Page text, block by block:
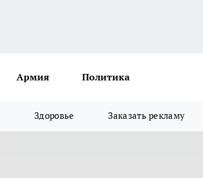
Армия Политика
Здоровье Заказать рекламу